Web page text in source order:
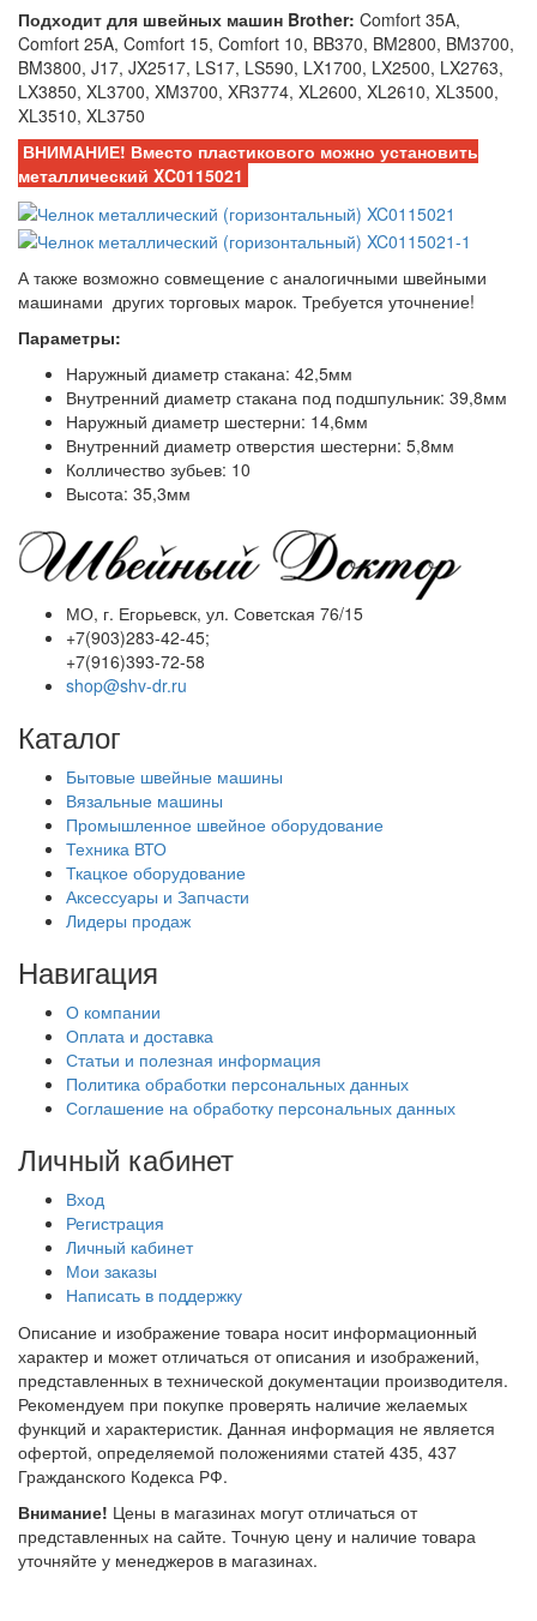
Подходит для швейных машин Brother: Comfort 35A,
Comfort 25A, Comfort 15, Comfort 10, BB370, BM2800, BM3700,
BM3800, J17, JX2517, LS17, LS590, LX1700, LX2500, LX2763,
LX3850, XL3700, XM3700, XR3774, XL2600, XL2610, XL3500,
XL3510, XL3750
ВНИМАНИЕ! Вместо пластикового можно установить
металлический XC0115021
А также возможно совмещение с аналогичными швейными
машинами других торговых марок. Требуется уточнение!
Параметры:
Наружный диаметр стакана: 42,5мм
Внутренний диаметр стакана под подшпульник: 39,8мм
Наружный диаметр шестерни: 14,6мм
Внутренний диаметр отверстия шестерни: 5,8мм
Колличество зубьев: 10
Высота: 35,3мм
МО, г. Егорьевск, ул. Советская 76/15
+7(903)283-42-45;
+7(916)393-72-58
shop@shv-dr.ru
Каталог
Бытовые швейные машины
Вязальные машины
Промышленное швейное оборудование
Техника ВТО
Ткацкое оборудование
Аксессуары и Запчасти
Лидеры продаж
Навигация
О компании
Оплата и доставка
Статьи и полезная информация
Политика обработки персональных данных
Соглашение на обработку персональных данных
Личный кабинет
Вход
Регистрация
Личный кабинет
Мои заказы
Написать в поддержку
Описание и изображение товара носит информационный
характер и может отличаться от описания и изображений,
представленных в технической документации производителя.
Рекомендуем при покупке проверять наличие желаемых
функций и характеристик. Данная информация не является
офертой, определяемой положениями статей 435, 437
Гражданского Кодекса РФ.
Внимание! Цены в магазинах могут отличаться от
представленных на сайте. Точную цену и наличие товара
уточняйте у менеджеров в магазинах.